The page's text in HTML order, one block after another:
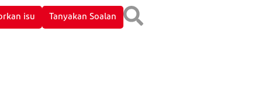
isu Tanyakan Soalan